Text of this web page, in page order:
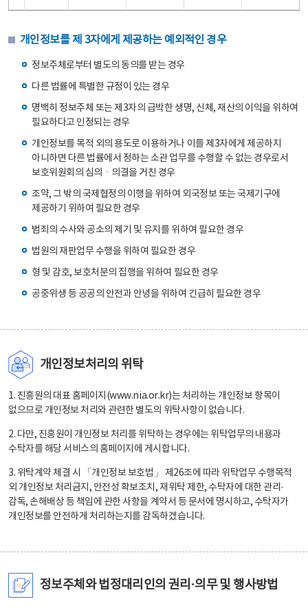
개인정보를 제 3자에게 제공하는 예외적인 경우
정보주체로부터 별도의 동의를 받는 경우
다른 법률에 특별한 규정이 있는 경우
명백히 정보주체 또는 제3자의 급박한 생명, 신체, 재산의 이익을 위하여
필요하다고 인정되는 경우
개인정보를 목적 외의 용도로 이용하거나 이를 제3자에게 제공하지
아니하면 다른 법률에서 정하는 소관 업무를 수행할 수 없는 경우로서
보호위원회의 심의ㆍ의결을 거친 경우
조약, 그 밖의 국제협정의 이행을 위하여 외국정보 또는 국제기구에
제공하기 위하여 필요한 경우
범죄의 수사와 공소의 제기 및 유지를 위하여 필요한 경우
법원의 재판업무 수행을 위하여 필요한 경우
형 및 감호, 보호처분의 집행을 위하여 필요한 경우
공중위생 등 공공의 안전과 안녕을 위하여 긴급히 필요한 경우
개인정보처리의 위탁
1. 진흥원의 대표 홈페이지(www.nia.or.kr)는 처리하는 개인정보 항목이
없으므로 개인정보 처리와 관련한 별도의 위탁사항이 없습니다.
2. 다만, 진흥원이 개인정보 처리를 위탁하는 경우에는 위탁업무의 내용과
수탁자를 해당 서비스의 홈페이지에 게시합니다.
3. 위탁계약 체결 시 「개인정보 보호법」 제26조에 따라 위탁업무 수행목적
외 개인정보 처리금지, 안전성 확보조치, 재위탁 제한, 수탁자에 대한 관리·
감독, 손해배상 등 책임에 관한 사항을 계약서 등 문서에 명시하고, 수탁자가
개인정보를 안전하게 처리하는지를 감독하겠습니다.
정보주체와 법정대리인의 권리·의무 및 행사방법